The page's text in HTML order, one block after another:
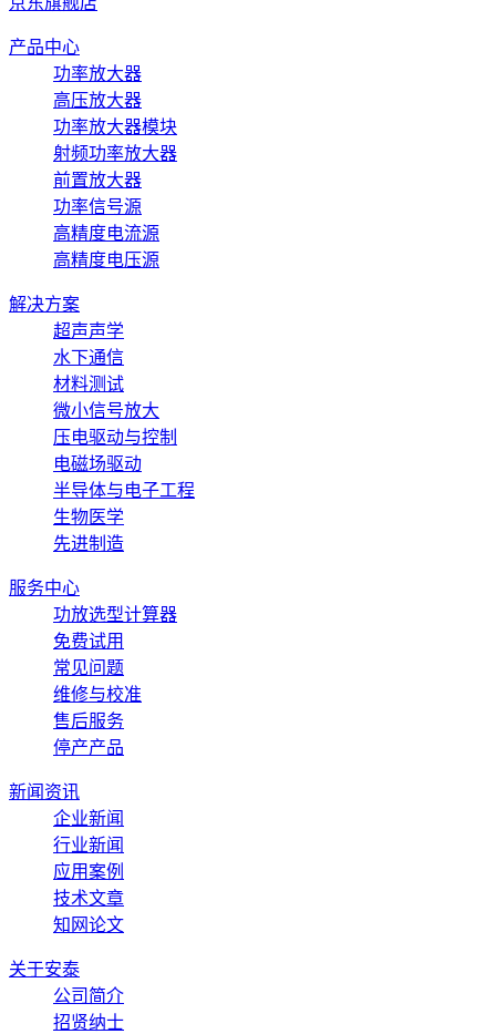
产品中心
功率放大器
高压放大器
功率放大器模块
射频功率放大器
前置放大器
功率信号源
高精度电流源
高精度电压源
解决方案
超声声学
水下通信
材料测试
微小信号放大
压电驱动与控制
电磁场驱动
半导体与电子工程
生物医学
先进制造
服务中心
功放选型计算器
免费试用
常见问题
维修与校准
售后服务
停产产品
新闻资讯
企业新闻
行业新闻
应用案例
技术文章
知网论文
关于安泰
公司简介
招贤纳士